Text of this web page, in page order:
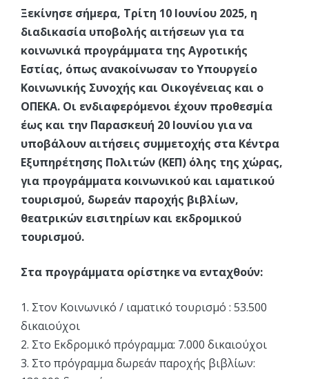
Ξεκίνησε σήμερα, Τρίτη 10 Ιουνίου 2025, η
διαδικασία υποβολής αιτήσεων για τα
κοινωνικά προγράμματα της Αγροτικής
Εστίας, όπως ανακοίνωσαν το Υπουργείο
Κοινωνικής Συνοχής και Οικογένειας και ο
ΟΠΕΚΑ. Οι ενδιαφερόμενοι έχουν προθεσμία
έως και την Παρασκευή 20 Ιουνίου για να
υποβάλουν αιτήσεις συμμετοχής στα Κέντρα
Εξυπηρέτησης Πολιτών (ΚΕΠ) όλης της χώρας,
για προγράμματα κοινωνικού και ιαματικού
τουρισμού, δωρεάν παροχής βιβλίων,
θεατρικών εισιτηρίων και εκδρομικού
τουρισμού.
Στα προγράμματα ορίστηκε να ενταχθούν:
1. Στον Κοινωνικό / ιαματικό τουρισμό : 53.500
δικαιούχοι
2. Στο Εκδρομικό πρόγραμμα: 7.000 δικαιούχοι
3. Στο πρόγραμμα δωρεάν παροχής βιβλίων: